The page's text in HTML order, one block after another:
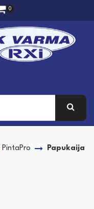
0
PintaPro Papukaija